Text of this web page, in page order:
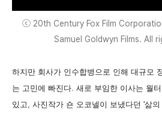
ⓒ 20th Century Fox Film
Samuel Goldwyn Films. All
하지만 회사가 인수합병으로 인해 대규모
는 고민에 빠진다. 새로 부임한 이사는 월
있고, 사진작가 숀 오코넬이 보냈다던 '삶